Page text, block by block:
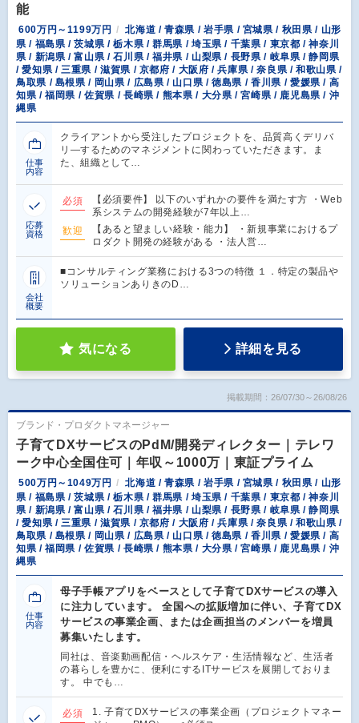
能
600万円～1199万円
北海道 / 青森県 / 岩手県 / 宮城県 / 秋田県 / 山形
県 / 福島県 / 茨城県 / 栃木県 / 群馬県 / 埼玉県 / 千葉県 / 東京都 / 神奈川
県 / 新潟県 / 富山県 / 石川県 / 福井県 / 山梨県 / 長野県 / 岐阜県 / 静岡県
/ 愛知県 / 三重県 / 滋賀県 / 京都府 / 大阪府 / 兵庫県 / 奈良県 / 和歌山県 /
鳥取県 / 島根県 / 岡山県 / 広島県 / 山口県 / 徳島県 / 香川県 / 愛媛県 / 高
知県 / 福岡県 / 佐賀県 / 長崎県 / 熊本県 / 大分県 / 宮崎県 / 鹿児島県 / 沖
縄県
仕事
内容
クライアントから受注したプロジェクトを、品質高くデリバ
リ―するためのマネジメントに関わっていただきます。ま
た、組織として…
応募
資格
必須
【必須要件】 以下のいずれかの要件を満たす方 ・Web
系システムの開発経験が7年以上…
歓迎
【あると望ましい経験・能力】 ・新規事業におけるプ
ロダクト開発の経験がある ・法人営…
会社
概要
■コンサルティング業務における3つの特徴 １．特定の製品や
ソリューションありきのD…
気になる 詳細を見る
掲載期間：26/07/30～26/08/26
ブランド・プロダクトマネージャー
子育てDXサービスのPdM/開発ディレクター｜テレワ
ーク中心全国住可｜年収～1000万｜東証プライム
500万円～1049万円
北海道 / 青森県 / 岩手県 / 宮城県 / 秋田県 / 山形
県 / 福島県 / 茨城県 / 栃木県 / 群馬県 / 埼玉県 / 千葉県 / 東京都 / 神奈川
県 / 新潟県 / 富山県 / 石川県 / 福井県 / 山梨県 / 長野県 / 岐阜県 / 静岡県
/ 愛知県 / 三重県 / 滋賀県 / 京都府 / 大阪府 / 兵庫県 / 奈良県 / 和歌山県 /
鳥取県 / 島根県 / 岡山県 / 広島県 / 山口県 / 徳島県 / 香川県 / 愛媛県 / 高
知県 / 福岡県 / 佐賀県 / 長崎県 / 熊本県 / 大分県 / 宮崎県 / 鹿児島県 / 沖
縄県
仕事
内容
母子手帳アプリをベースとして子育てDXサービスの導入
に注力しています。 全国への拡販増加に伴い、子育てDX
サービスの事業企画、または企画担当のメンバーを増員
募集いたします。
同社は、音楽動画配信・ヘルスケア・生活情報など、生活者
の暮らしを豊かに、便利にするITサービスを展開しておりま
す。 中でも…
必須
1. 子育てDXサービスの事業企画（プロジェクトマネー